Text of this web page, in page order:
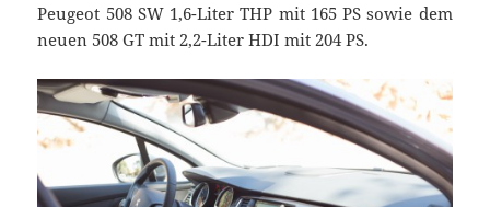
Peugeot 508 SW 1,6-Liter THP mit 165 PS sowie dem
neuen 508 GT mit 2,2-Liter HDI mit 204 PS.